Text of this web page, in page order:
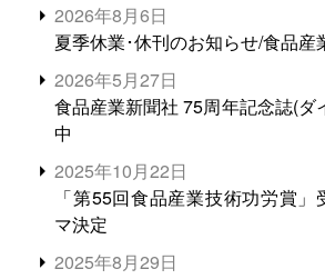
2026年8月6日
夏季休業･休刊のお知らせ/食品産
2026年5月27日
食品産業新聞社 75周年記念誌(ダ
中
2025年10月22日
「第55回食品産業技術功労賞
マ決定
2025年8月29日